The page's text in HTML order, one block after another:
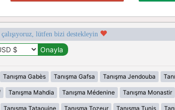
lütfen bizi destekleyin
Tanışma Gabès Tanışma Gafsa Tanışma Jendouba
Tanışma Mahdia Tanışma Médenine Tanışma Monastir
Tanışma Tataouine Tanışma Tozeur Tanışma Tunis